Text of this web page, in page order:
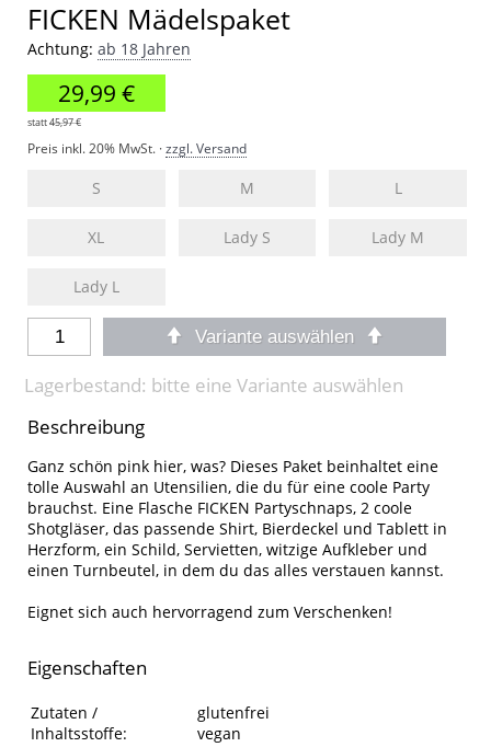
FICKEN Mädelspaket
Achtung: ab 18 Jahren
29,99 €
statt45,97 €
Preis inkl. 20% MwSt. ·zzgl. Versand
S M L
XL Lady S Lady M
Lady L
Variante auswählen
Lagerbestand: bitte eine Variante auswählen
Beschreibung
Ganz schön pink hier, was? Dieses Paket beinhaltet eine
tolle Auswahl an Utensilien, die du für eine coole Party
brauchst. Eine Flasche FICKEN Partyschnaps, 2 coole
Shotgläser, das passende Shirt, Bierdeckel und Tablett in
Herzform, ein Schild, Servietten, witzige Aufkleber und
einen Turnbeutel, in dem du das alles verstauen kannst.
Eignet sich auch hervorragend zum Verschenken!
Eigenschaften
Eigenschaften des Produkts
Eigenschaft
Zutaten /
Inhaltsstoffe:
glutenfrei
vegan